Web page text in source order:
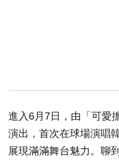
進入6月7日，由「可愛
演出，首次在球場演唱
展現滿滿舞台魅力。聊